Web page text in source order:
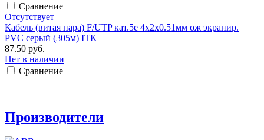
Сравнение
Отсутствует
Кабель (витая пара) F/UTP кат.5е 4х2х0.51мм ож экранир.
PVC серый (305м) ITK
87.50 руб.
Нет в наличии
Сравнение
Производители